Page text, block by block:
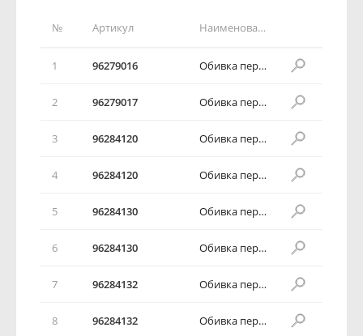
№ Артикул Наименование детали
1 96279016 Обивка передней двери в сборе
2 96279017 Обивка передней двери в сборе
3 96284120 Обивка передней двери в сборе
4 96284120 Обивка передней двери в сборе
5 96284130 Обивка передней двери в сборе
6 96284130 Обивка передней двери в сборе
7 96284132 Обивка передней двери в сборе
8 96284132 Обивка передней двери в сборе